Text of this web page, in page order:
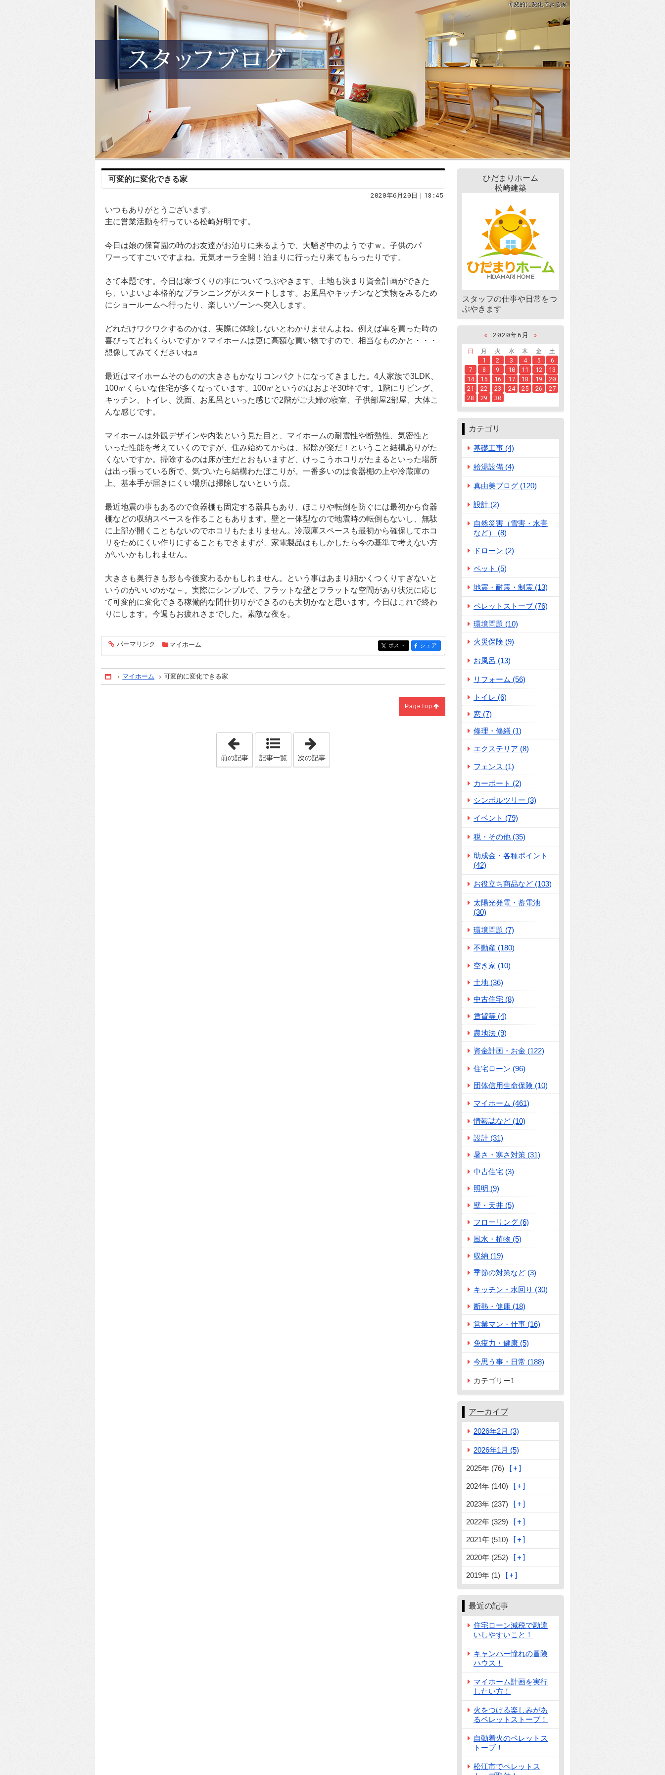
可変的に変化できる家
可変的に変化できる家
2020年6月20日｜18:45
いつもありがとうございます。
主に営業活動を行っている松崎好明です。
今日は娘の保育園の時のお友達がお泊りに来るようで、大騒ぎ中のようですｗ。子供のパ
ワーってすごいですよね。元気オーラ全開！泊まりに行ったり来てもらったりです。
さて本題です。今日は家づくりの事についてつぶやきます。土地も決まり資金計画ができた
ら、いよいよ本格的なプランニングがスタートします。お風呂やキッチンなど実物をみるため
にショールームへ行ったり、楽しいゾーンへ突入します。
どれだけワクワクするのかは、実際に体験しないとわかりませんよね。例えば車を買った時の
喜びってどれくらいですか？マイホームは更に高額な買い物ですので、相当なものかと・・・
想像してみてくださいね♬
最近はマイホームそのものの大きさもかなりコンパクトになってきました。4人家族で3LDK、
100㎡くらいな住宅が多くなっています。100㎡というのはおよそ30坪です。1階にリビング、
キッチン、トイレ、洗面、お風呂といった感じで2階がご夫婦の寝室、子供部屋2部屋、大体こ
んな感じです。
マイホームは外観デザインや内装という見た目と、マイホームの耐震性や断熱性、気密性と
いった性能を考えていくのですが、住み始めてからは、掃除が楽だ！ということ結構ありがた
くないですか。掃除するのは床が主だとおもいますど、けっこうホコリがたまるといった場所
は出っ張っている所で、気づいたら結構わたぼこりが。一番多いのは食器棚の上や冷蔵庫の
上。基本手が届きにくい場所は掃除しないという点。
最近地震の事もあるので食器棚も固定する器具もあり、ほこりや転倒を防ぐには最初から食器
棚などの収納スペースを作ることもあります。壁と一体型なので地震時の転倒もないし、無駄
に上部が開くこともないのでホコリもたまりません。冷蔵庫スペースも最初から確保してホコ
リをためにくい作りにすることもできますが、家電製品はもしかしたら今の基準で考えない方
がいいかもしれません。
大きさも奥行きも形も今後変わるかもしれません。という事はあまり細かくつくりすぎないと
いうのがいいのかな～。実際にシンプルで、フラットな壁とフラットな空間があり状況に応じ
て可変的に変化できる稼働的な間仕切りができるのも大切かなと思います。今日はこれで終わ
りにします。今週もお疲れさまでした。素敵な夜を。
entry282
パーマリンク マイホーム entry282
ポスト entry282
シェア
Home
マイホーム 可変的に変化できる家
PageTop
「1人だけではできない！」
前の記事 記事一覧 次の記事
ひだまりホーム
松崎建築
スタッフの仕事や日常をつ
ぶやきます
« 2020年6月
»
日
月 火 水 木 金
土
1
2 3 4 5
6
7
8 9 10 11 12
13
14
15 16 17 18 19
20
21
22 23 24 25 26
27
28
29 30
カテゴリ
基礎工事 (4)
給湯設備 (4)
真由美ブログ (120)
設計 (2)
自然災害（雪害・水害
など） (8)
ドローン (2)
ペット (5)
地震・耐震・制震 (13)
ペレットストーブ (76)
環境問題 (10)
火災保険 (9)
お風呂 (13)
リフォーム (56)
トイレ (6)
窓 (7)
修理・修繕 (1)
エクステリア (8)
フェンス (1)
カーポート (2)
シンボルツリー (3)
イベント (79)
税・その他 (35)
助成金・各種ポイント
(42)
お役立ち商品など (103)
太陽光発電・蓄電池
(30)
環境問題 (7)
不動産 (180)
空き家 (10)
土地 (36)
中古住宅 (8)
賃貸等 (4)
農地法 (9)
資金計画・お金 (122)
住宅ローン (96)
団体信用生命保険 (10)
マイホーム (461)
情報誌など (10)
設計 (31)
暑さ・寒さ対策 (31)
中古住宅 (3)
照明 (9)
壁・天井 (5)
フローリング (6)
風水・植物 (5)
収納 (19)
季節の対策など (3)
キッチン・水回り (30)
断熱・健康 (18)
営業マン・仕事 (16)
免疫力・健康 (5)
今思う事・日常 (188)
カテゴリー1
アーカイブ
2026年2月 (3)
2026年1月 (5)
2025年 (76)
2024年 (140)
2023年 (237)
2022年 (329)
2021年 (510)
2020年 (252)
2019年 (1)
最近の記事
住宅ローン減税で勘違
いしやすいこと！
キャンパー憧れの冒険
ハウス！
マイホーム計画を実行
したい方！
火をつける楽しみがあ
るペレットストーブ！
自動着火のペレットス
トーブ！
松江市でペレットス